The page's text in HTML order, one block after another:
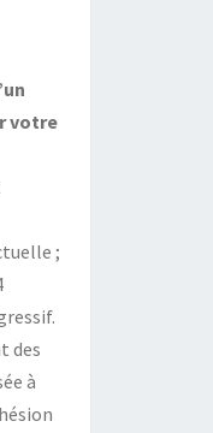
votre
;
des
à